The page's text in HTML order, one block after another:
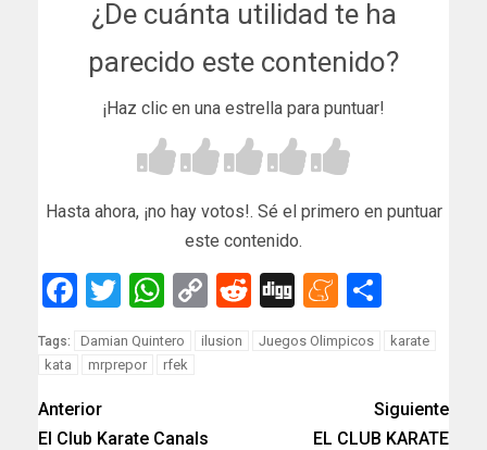
¿De cuánta utilidad te ha
parecido este contenido?
¡Haz clic en una estrella para puntuar!
Hasta ahora, ¡no hay votos!. Sé el primero en puntuar
este contenido.
Facebook
Twitter
WhatsApp
CopyReddit
Digg
Tags: Damian Quintero ilusion Juegos Olimpicos
karate
kata
mrprepor rfek
Anterior
El Club Karate Canals
Siguiente
EL CLUB KARATE